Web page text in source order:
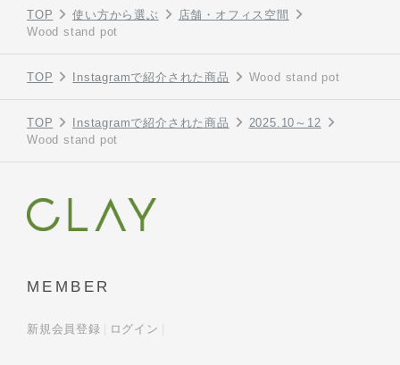
TOP 使い方から選ぶ
店舗・オフィス空間
Wood stand pot
TOP Instagramで紹介された商品 Wood stand pot
TOP Instagramで紹介された商品
2025.10～12
Wood stand pot
MEMBER
新規会員登録 ログイン